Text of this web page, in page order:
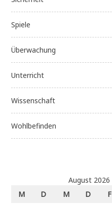
Spiele
Überwachung
Unterricht
Wissenschaft
Wohlbefinden
August 2026
M
D M D F